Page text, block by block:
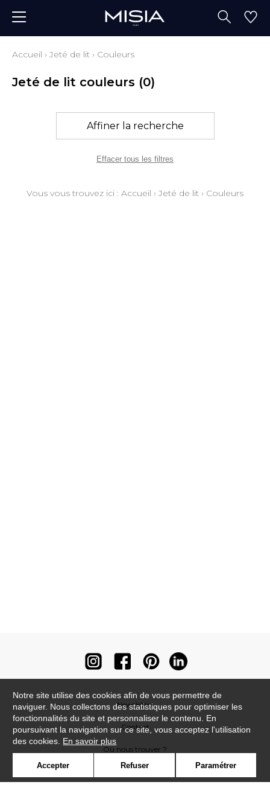
Accueil › Jeté de lit › Couleurs
Jeté de lit couleurs (0)
Affiner la recherche
Effacer tous les filtres
Vous vous trouvez ici : Accueil › Jeté de lit › Couleurs
Newsletter
Contact
Où nous trouver ?
Notre site utilise des cookies afin de vous permettre de
naviguer. Nous collectons des statistiques pour optimiser les
fonctionnalités du site et personnaliser le contenu. En
poursuivant la navigation sur ce site, vous acceptez l'utilisation
des cookies. En savoir plus
Accepter Refuser Paramétrer